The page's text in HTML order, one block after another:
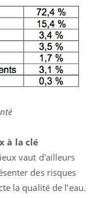
à la clé
vaut d'ailleurs
des risques
la qualité de l’eau.